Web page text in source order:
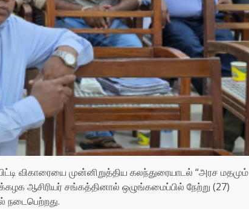
விகாரையை முன்னிறுத்திய கலந்துரையாடல் “அரச மதமும்
ஆசிரியர் சங்கத்தினால் ஒழுங்கமைப்பில் நேற்று (27)
நடைபெற்றது.